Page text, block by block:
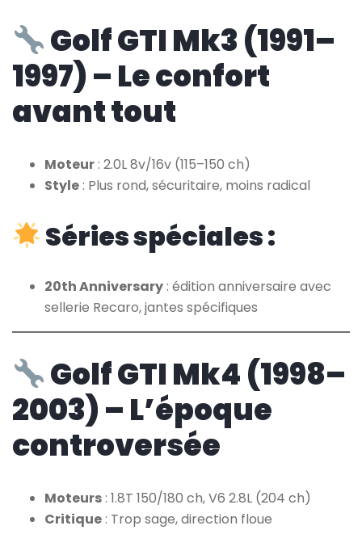
Golf GTI Mk3 (1991–
1997) – Le confort
avant tout
Moteur : 2.0L 8v/16v (115–150 ch)
Style : Plus rond, sécuritaire, moins radical
Séries spéciales :
20th Anniversary : édition anniversaire avec
sellerie Recaro, jantes spécifiques
Golf GTI Mk4 (1998–
2003) – L’époque
controversée
Moteurs : 1.8T 150/180 ch, V6 2.8L (204 ch)
Critique : Trop sage, direction floue